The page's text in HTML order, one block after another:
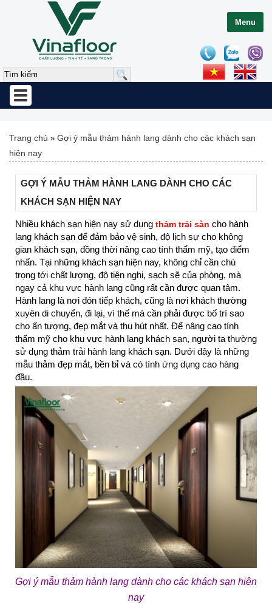
Menu
Toggle
navigation
Trang chủ » Gợi ý mẫu thảm hành lang dành cho các khách sạn
hiện nay
GỢI Ý MẪU THẢM HÀNH LANG DÀNH CHO CÁC
KHÁCH SẠN HIỆN NAY
Nhiều khách sạn hiện nay sử dụng thảm trải sàn cho hành
lang khách sạn để đảm bảo vệ sinh, độ lịch sự cho không
gian khách sạn, đồng thời nâng cao tính thẩm mỹ, tạo điểm
nhấn. Tại những khách sạn hiện nay, không chỉ cần chú
trọng tới chất lượng, độ tiện nghi, sạch sẽ của phòng, mà
ngay cả khu vực hành lang cũng rất cần được quan tâm.
Hành lang là nơi đón tiếp khách, cũng là nơi khách thường
xuyên di chuyển, đi lại, vì thế mà cần phải được bố trí sao
cho ấn tượng, đẹp mắt và thu hút nhất. Để nâng cao tính
thẩm mỹ cho khu vực hành lang khách sạn, người ta thường
sử dụng thảm trải hành lang khách sạn. Dưới đây là những
mẫu thảm đẹp mắt, bền bỉ và có tính ứng dụng cao hàng
đầu.
Gợi ý mẫu thảm hành lang dành cho các khách sạn hiện
nay